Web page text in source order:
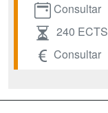
Consultar
240 ECTS
Consultar